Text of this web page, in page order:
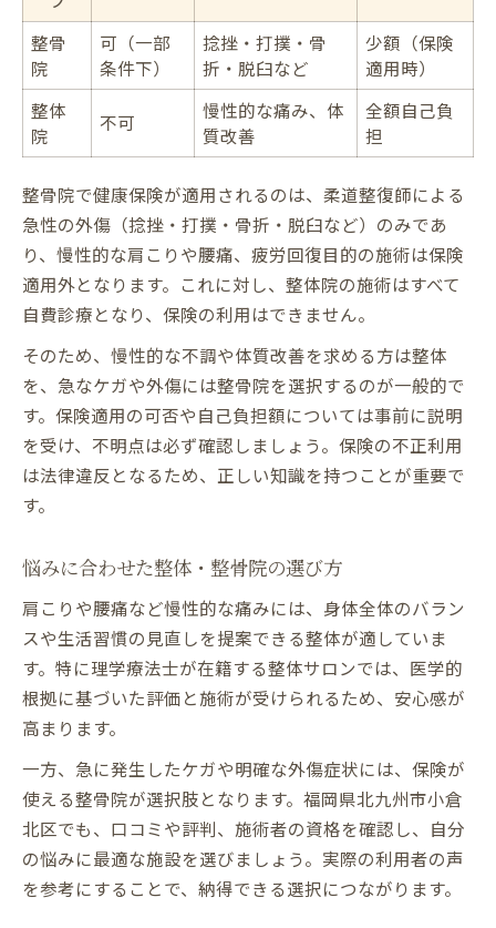
整骨
院
可（一部
条件下）
捻挫・打撲・骨
折・脱臼など
少額（保険
適用時）
整体
院
不可
慢性的な痛み、体
質改善
全額自己負
担
整骨院で健康保険が適用されるのは、柔道整復師による
急性の外傷（捻挫・打撲・骨折・脱臼など）のみであ
り、慢性的な肩こりや腰痛、疲労回復目的の施術は保険
適用外となります。これに対し、整体院の施術はすべて
自費診療となり、保険の利用はできません。
そのため、慢性的な不調や体質改善を求める方は整体
を、急なケガや外傷には整骨院を選択するのが一般的で
す。保険適用の可否や自己負担額については事前に説明
を受け、不明点は必ず確認しましょう。保険の不正利用
は法律違反となるため、正しい知識を持つことが重要で
す。
悩みに合わせた整体・整骨院の選び方
肩こりや腰痛など慢性的な痛みには、身体全体のバラン
スや生活習慣の見直しを提案できる整体が適していま
す。特に理学療法士が在籍する整体サロンでは、医学的
根拠に基づいた評価と施術が受けられるため、安心感が
高まります。
一方、急に発生したケガや明確な外傷症状には、保険が
使える整骨院が選択肢となります。福岡県北九州市小倉
北区でも、口コミや評判、施術者の資格を確認し、自分
の悩みに最適な施設を選びましょう。実際の利用者の声
を参考にすることで、納得できる選択につながります。